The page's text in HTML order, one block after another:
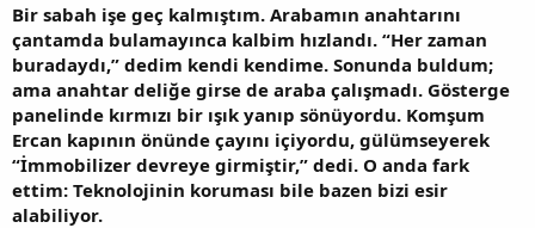
a
n
h
i
Bir sabah işe geç kalmıştım. Arabamın anahtarını
çantamda bulamayınca kalbim hızlandı. “Her zaman
buradaydı,” dedim kendi kendime. Sonunda buldum;
ama anahtar deliğe girse de araba çalışmadı. Gösterge
panelinde kırmızı bir ışık yanıp sönüyordu. Komşum
Ercan kapının önünde çayını içiyordu, gülümseyerek
“İmmobilizer devreye girmiştir,” dedi. O anda fark
ettim: Teknolojinin koruması bile bazen bizi esir
alabiliyor.